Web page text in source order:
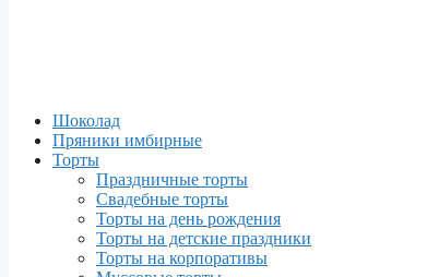
Шоколад
Пряники имбирные
Торты
Праздничные торты
Свадебные торты
Торты на день рождения
Торты на детские праздники
Торты на корпоративы